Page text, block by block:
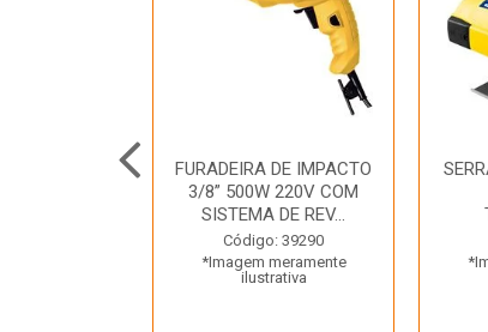
FURADEIRA DE IMPACTO
3/8” 500W 220V COM
SISTEMA DE REV...
Código: 39290
*Imagem meramente
ilustrativa